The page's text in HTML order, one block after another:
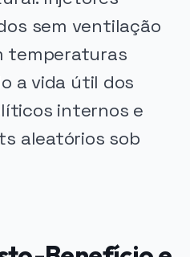
sem ventilação
temperaturas
a vida útil dos
internos e
aleatórios sob